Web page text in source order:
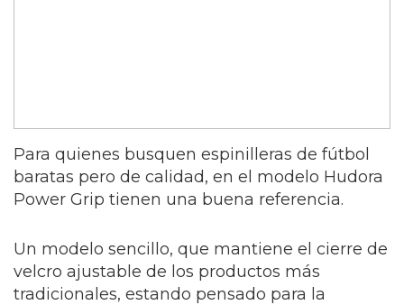
Para quienes busquen espinilleras de fútbol
baratas pero de calidad, en el modelo Hudora
Power Grip tienen una buena referencia.
Un modelo sencillo, que mantiene el cierre de
velcro ajustable de los productos más
tradicionales, estando pensado para la